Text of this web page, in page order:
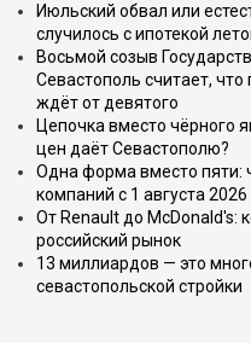
Июльский обвал или
случилось с ипотекой
Восьмой созыв
Севастополь считает,
ждёт от девятого
Цепочка вместо чёрного
цен даёт Севастополю?
Одна форма вместо пяти:
компаний с 1 августа 2026
От Renault до McDonald's:
российский рынок
13 миллиардов — это
севастопольской стройки